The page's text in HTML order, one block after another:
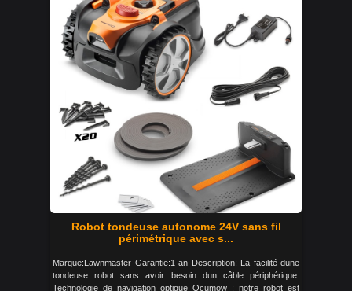
Robot tondeuse autonome 24V sans fil
périmétrique avec s...
Marque:Lawnmaster Garantie:1 an Description: La facilité dune
tondeuse robot sans avoir besoin dun câble périphérique.
Technologie de navigation optique Ocumow : notre robot est